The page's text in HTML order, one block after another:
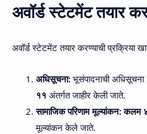
अवॉर्ड स्टेटमेंट तयार
अवॉर्ड स्टेटमेंट तयार करण्याची प्रक्रिया
अधिसूचना: भूसंपादनाची अधिसूचना
११ अंतर्गत जाहीर केली जाते.
सामाजिक परिणाम मूल्यांकन: कलम
मूल्यांकन केले जाते.